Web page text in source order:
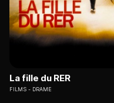
La fille du RER
FILMS DRAME